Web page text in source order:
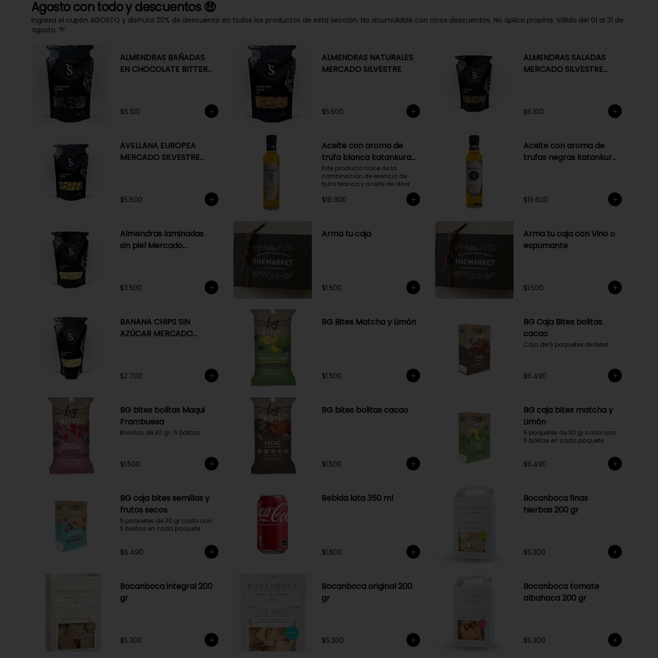
Agosto con todo y descuentos 🤑
Ingresa el cupón AGOSTO y disfruta 20% de descuento en todos los productos de esta sección. No acumulable con otros descuentos. No aplica propina. Válido del 01 al 31 de
agosto. 🎊
ALMENDRAS BAÑADAS
EN CHOCOLATE BITTER
$6.100
ALMENDRAS NATURALES
MERCADO SILVESTRE
$5.500
ALMENDRAS SALADAS
MERCADO SILVESTRE
$6.100
AVELLANA EUROPEA
MERCADO SILVESTRE
$5.600
Aceite con aroma de
trufa blanca katankura
250 ml
Este producto nace de la
combinación de esencia de
trufa blanca y aceite de oliva
$18.900
Aceite con aroma de
trufas negras katankura
$19.600
Almendras laminadas
sin piel Mercado
$3.500
Arma tu caja
$1.500
Arma tu caja con Vino o
espumante
$1.500
BANANA CHIPS SIN
AZÚCAR MERCADO
$2.700
BG Bites Matcha y Limón
$1.500
BG Caja Bites bolitas
cacao
Caja de 5 paquetes de bites
$6.490
BG bites bolitas Maqui
Frambuesa
Bolsitas de 30 gr , 5 bolitas
$1.500
BG bites bolitas cacao
$1.500
BG caja bites matcha y
Limón
5 paquetes de 30 gr cada uno.
5 bolitas en cada paquete
$6.490
BG caja bites semillas y
frutos secos
5 paquetes de 30 gr cada uno.
5 bolitas en cada paquete
$6.490
Bebida lata 350 ml
$1.600
Bocanboca finas
hierbas 200 gr
$5.300
Bocanboca integral 200
gr
$5.300
Bocanboca original 200
gr
$5.300
Bocanboca tomate
albahaca 200 gr
$5.300